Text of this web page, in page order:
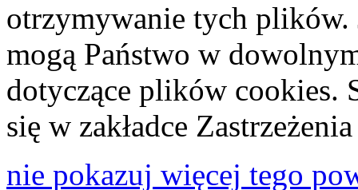
otrzymywanie tych plików.
mogą Państwo w
dotyczące plików cookies.
się w zakładce
nie pokazuj więcej tego